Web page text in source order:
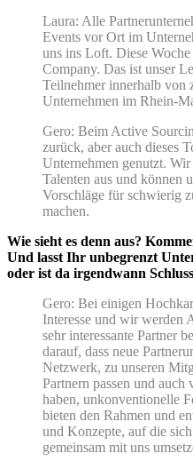
Laura: Alle
Events vor Ort im
uns ins Loft. Diese
Company. Das ist unser
Teilnehmer innerhalb von
Unternehmen im Rhein-
Gero: Beim Active
zurück, aber auch dieses
Unternehmen genutzt.
Talenten aus und können
Vorschläge für schwierig
machen.
Wie sieht es denn aus?
Und lasst Ihr unbegrenzt
oder ist da irgendwann
Gero: Bei einigen
Interesse und wir werden
sehr interessante Partner
darauf, dass neue
Netzwerk, zu unseren
Partnern passen und
haben, unkonventionelle
bieten den Rahmen und
und Konzepte, auf die
gemeinsam mit uns